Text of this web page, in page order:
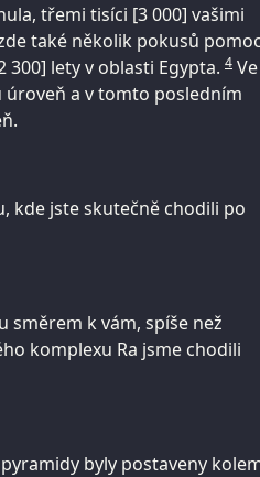
třemi tisíci [3 000] vašimi
také několik pokusů
lety v oblasti Egypta. 4 Ve
a v tomto posledním
kde jste skutečně chodili po
směrem k vám, spíše než
komplexu Ra jsme chodili
byly postaveny